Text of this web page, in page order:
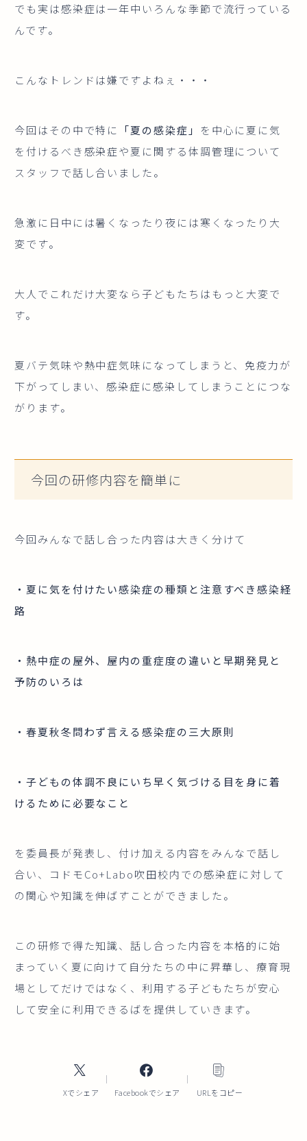
でも実は感染症は一年中いろんな季節で流行っている
んです。
こんなトレンドは嫌ですよねぇ・・・
今回はその中で特に 「夏の感染症」
を中心に夏に気
を付けるべき感染症や夏に関する体調管理について
スタッフで話し合いました。
急激に日中には暑くなったり夜には寒くなったり大
変です。
大人でこれだけ大変なら子どもたちはもっと大変で
す。
夏バテ気味や熱中症気味になってしまうと、免疫力が
下がってしまい、感染症に感染してしまうことにつな
がります。
今回の研修内容を簡単に
今回みんなで話し合った内容は大きく分けて
・夏に気を付けたい感染症の種類と注意すべき感染経
路
・熱中症の屋外、屋内の重症度の違いと早期発見と
予防のいろは
・春夏秋冬問わず言える感染症の三大原則
・子どもの体調不良にいち早く気づける目を身に着
けるために必要なこと
を委員長が発表し、付け加える内容をみんなで話し
合い、コドモCo+Labo吹田校内での感染症に対して
の関心や知識を伸ばすことができました。
この研修で得た知識、話し合った内容を本格的に始
まっていく夏に向けて自分たちの中に昇華し、療育現
場としてだけではなく、利用する子どもたちが安心
して安全に利用できるばを提供していきます。
Xでシェア Facebookでシェア URLをコピー